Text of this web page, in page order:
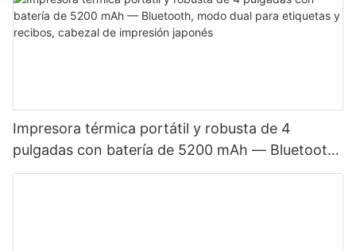
Impresora térmica portátil y robusta de 4
pulgadas con batería de 5200 mAh — Bluetooth,
modo dual para etiquetas y recibos, cabezal de